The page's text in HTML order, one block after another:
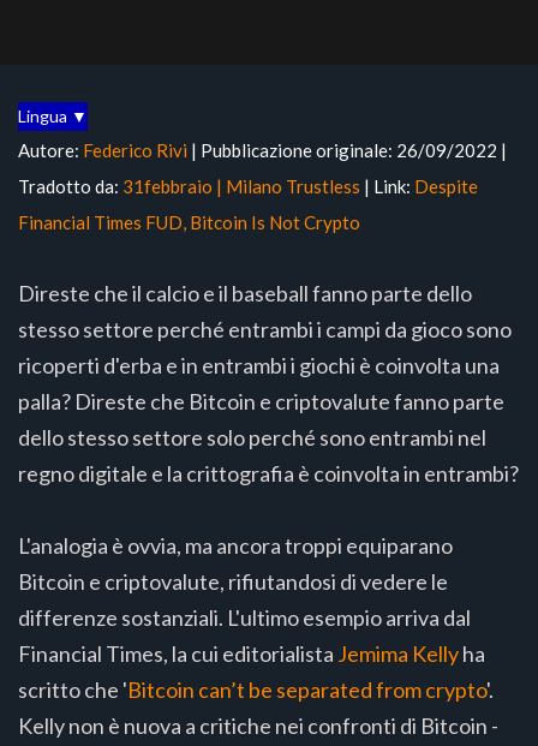
Lingua ▼
Autore: Federico Rivi | Pubblicazione originale: 26/09/2022 |
Tradotto da: 31febbraio | Milano Trustless | Link: Despite
Financial Times FUD, Bitcoin Is Not Crypto
Direste che il calcio e il baseball fanno parte dello
stesso settore perché entrambi i campi da gioco sono
ricoperti d'erba e in entrambi i giochi è coinvolta una
palla? Direste che Bitcoin e criptovalute fanno parte
dello stesso settore solo perché sono entrambi nel
regno digitale e la crittografia è coinvolta in entrambi?
L'analogia è ovvia, ma ancora troppi equiparano
Bitcoin e criptovalute, rifiutandosi di vedere le
differenze sostanziali. L'ultimo esempio arriva dal
Financial Times, la cui editorialista Jemima Kellyha
scritto che 'Bitcoin can’t be separated from crypto'.
Kelly non è nuova a critiche nei confronti di Bitcoin -